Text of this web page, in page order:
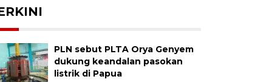
PLN sebut PLTA Orya Genyem
dukung keandalan pasokan
listrik di Papua